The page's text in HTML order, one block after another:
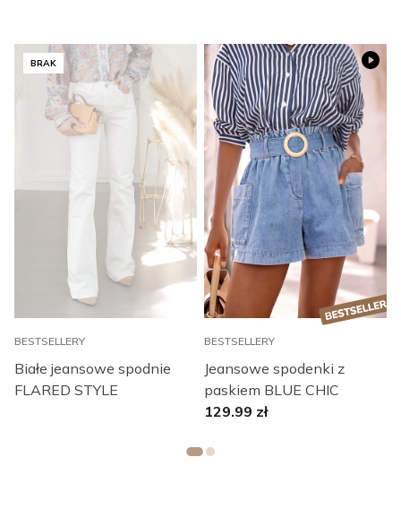
BRAK
BESTSELLERY
Białe jeansowe spodnie
FLARED STYLE
BESTSELLERY
Jeansowe spodenki z
paskiem BLUE CHIC
129.99 zł